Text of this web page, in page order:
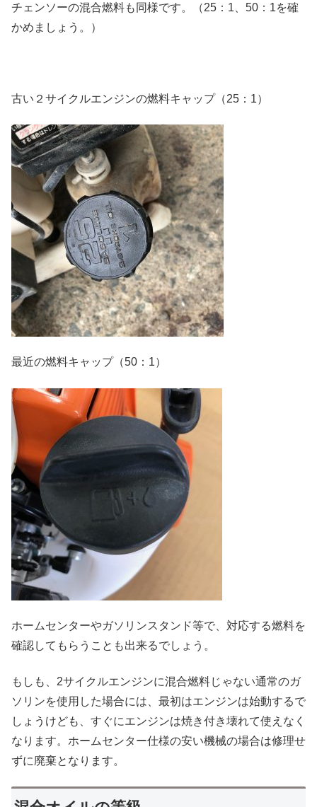
チェンソーの混合燃料も同様です。（25：1、50：1を確
かめましょう。）
古い２サイクルエンジンの燃料キャップ（25：1）
最近の燃料キャップ（50：1）
ホームセンターやガソリンスタンド等で、対応する燃料を
確認してもらうことも出来るでしょう。
もしも、2サイクルエンジンに混合燃料じゃない通常のガ
ソリンを使用した場合には、最初はエンジンは始動するで
しょうけども、すぐにエンジンは焼き付き壊れて使えなく
なります。ホームセンター仕様の安い機械の場合は修理せ
ずに廃棄となります。